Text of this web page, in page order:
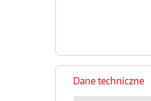
Dane techniczne